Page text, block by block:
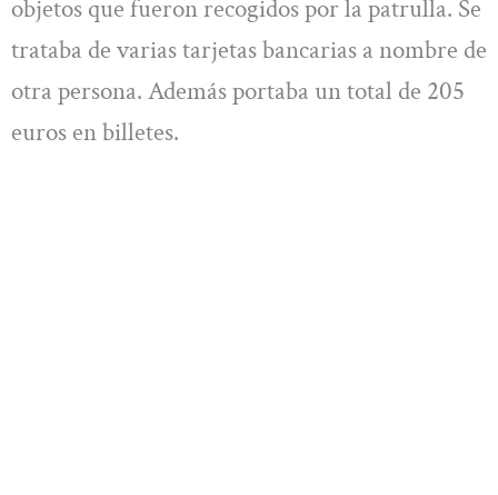
objetos que fueron recogidos por la patrulla. Se
trataba de varias tarjetas bancarias a nombre de
otra persona. Además portaba un total de 205
euros en billetes.